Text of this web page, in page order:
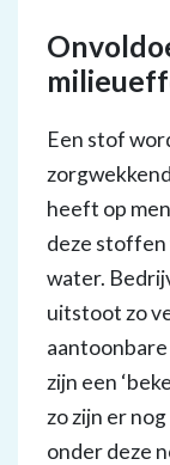
Een stof
heeft op
deze stoffen
water.
uitstoot zo
aantoonbare
zijn een
zo zijn er
onder deze